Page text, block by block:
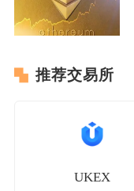
推荐交易所
UKEX